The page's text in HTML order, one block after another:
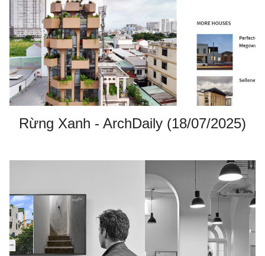
Rừng Xanh - ArchDaily (18/07/2025)